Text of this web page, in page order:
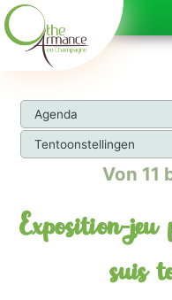
Ga
naar
inhoud
Agenda
Tentoonstellingen
Von 11
Exposition-
suis